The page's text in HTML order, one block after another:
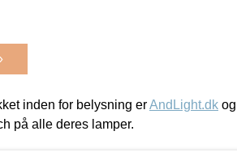
inden for belysning erAndLight.dk og
på alle deres lamper.